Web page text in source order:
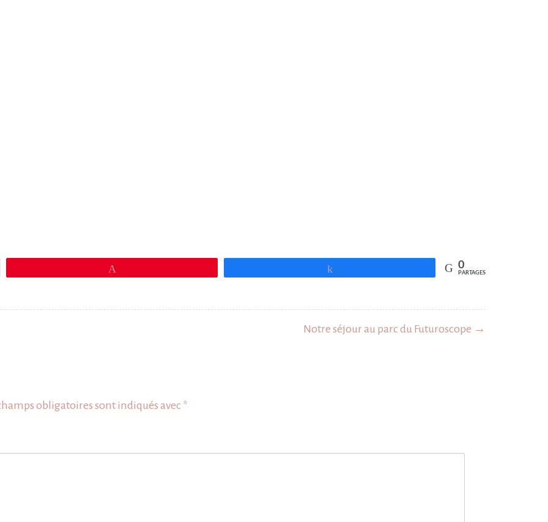
0
PARTAGES
Notre séjour au parc du Futuroscope →
obligatoires sont indiqués avec *